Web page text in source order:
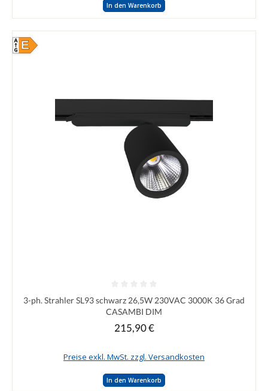
In den Warenkorb
E
Durchschnittliche Bewertung von 0 von 5 Sternen
3-ph. Strahler SL93 schwarz 26,5W 230VAC 3000K 36 Grad
CASAMBI DIM
Regulärer Preis:
215,90 €
Preise exkl. MwSt. zzgl. Versandkosten
In den Warenkorb